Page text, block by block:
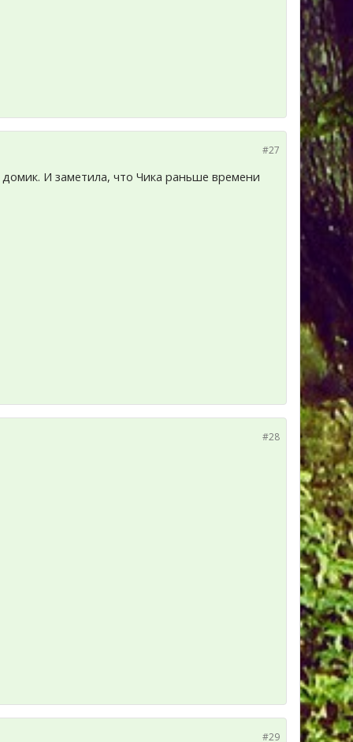
#27
И заметила, что Чика раньше времени
#28
#29